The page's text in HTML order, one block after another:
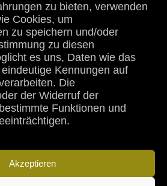
zu bieten, verwenden
Cookies, um
zu speichern und/oder
zu diesen
es uns, Daten wie das
Kennungen auf
Die
der Widerruf der
Funktionen und
Akzeptieren
KONTAKT
Kontakt
Presse
Zucker-Dating-Studie 2026
Datenschutzbestimmungen
Rechtlicher Hinweis
Anti-Menschenhandel-Richtlinie
DMCA-Richtlinie